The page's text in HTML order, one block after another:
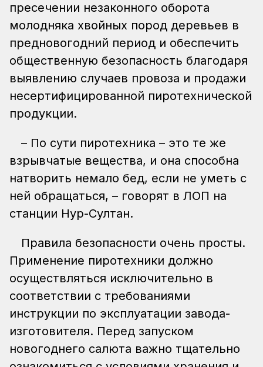
пресечении незаконного оборота
молодняка хвойных пород деревьев в
предновогодний период и обеспечить
общественную безопасность благодаря
выявлению случаев провоза и продажи
несертифицированной пиротехнической
продукции.
– По сути пиротехника – это те же
взрывчатые вещества, и она способна
натворить немало бед, если не уметь с
ней обращаться, – говорят в ЛОП на
станции Нур-Султан.
Правила безопасности очень просты.
Применение пиротехники должно
осуществляться исключительно в
соответствии с требованиями
инструкции по эксплуатации завода-
изготовителя. Перед запуском
новогоднего салюта важно тщательно